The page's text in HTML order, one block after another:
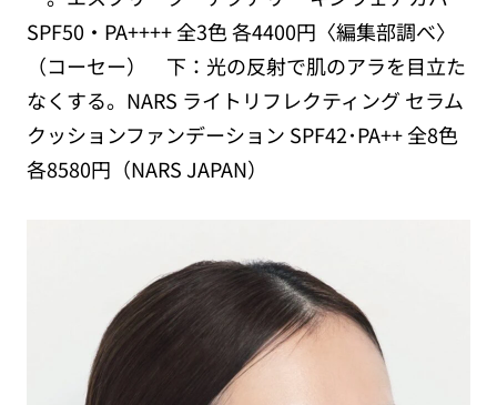
SPF50・PA++++ 全3色 各4400円〈編集部調べ〉
（コーセー） 下：光の反射で肌のアラを目立た
なくする。NARS ライトリフレクティング セラム
クッションファンデーション SPF42･PA++ 全8色
各8580円（NARS JAPAN）